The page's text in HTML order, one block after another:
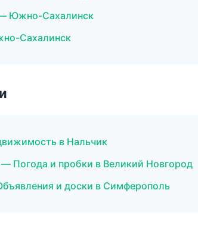
Южно-Сахалинск
Сахалинск
в Нальчик
Погода и пробки в Великий Новгород
и доски в Симферополь